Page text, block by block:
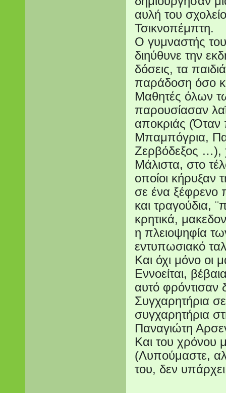
αυλή του
Τσικνοπέμπτη.
Ο γυμναστής
διηύθυνε την
δόσεις, τα
παράδοση όσο
Μαθητές όλων
παρουσίασαν
αποκριάς
Μπαμπόγρια,
Ζερβόδεξος …),
Μάλιστα, στο
οποίοι κήρυξαν
σε ένα ξέφρενο
και τραγούδια,
κρητικά,
η πλειοψηφία
εντυπωσιακό
Και όχι μόνο οι
Εννοείται,
αυτό φρόντισαν
Συγχαρητήρια
συγχαρητήρια
Παναγιώτη
Και του χρόνου
(Λυπούμαστε,
του, δεν